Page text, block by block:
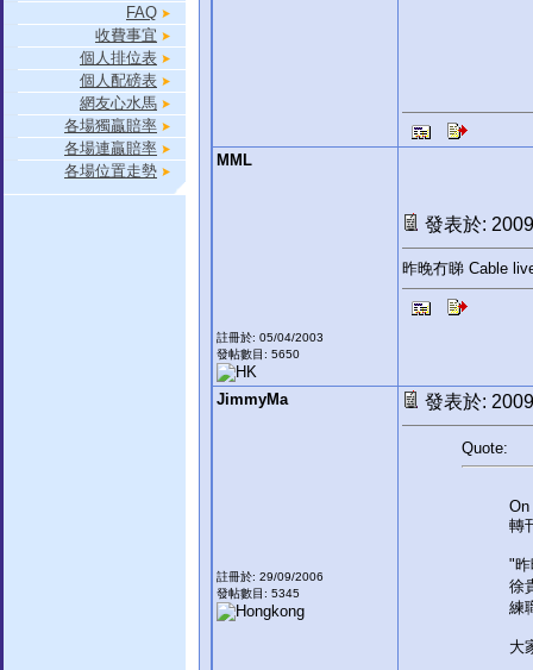
FAQ
收費事宜
個人排位表
個人配磅表
網友心水馬
各場獨贏賠率
各場連贏賠率
各場位置走勢
MML
註冊於: 05/04/2003
發帖數目: 5650
發表於:
昨晚冇睇 Cable
JimmyMa
註冊於: 29/09/2006
發帖數目: 5345
發表於:
Quote:
On
轉
"
徐
練
大